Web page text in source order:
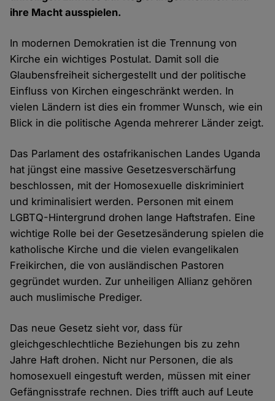
ihre Macht ausspielen.
In modernen Demokratien ist die Trennung von
Kirche ein wichtiges Postulat. Damit soll die
Glaubensfreiheit sichergestellt und der politische
Einfluss von Kirchen eingeschränkt werden. In
vielen Ländern ist dies ein frommer Wunsch, wie ein
Blick in die politische Agenda mehrerer Länder zeigt.
Das Parlament des ostafrikanischen Landes Uganda
hat jüngst eine massive Gesetzesverschärfung
beschlossen, mit der Homosexuelle diskriminiert
und kriminalisiert werden. Personen mit einem
LGBTQ-Hintergrund drohen lange Haftstrafen. Eine
wichtige Rolle bei der Gesetzesänderung spielen die
katholische Kirche und die vielen evangelikalen
Freikirchen, die von ausländischen Pastoren
gegründet wurden. Zur unheiligen Allianz gehören
auch muslimische Prediger.
Das neue Gesetz sieht vor, dass für
gleichgeschlechtliche Beziehungen bis zu zehn
Jahre Haft drohen. Nicht nur Personen, die als
homosexuell eingestuft werden, müssen mit einer
Gefängnisstrafe rechnen. Dies trifft auch auf Leute